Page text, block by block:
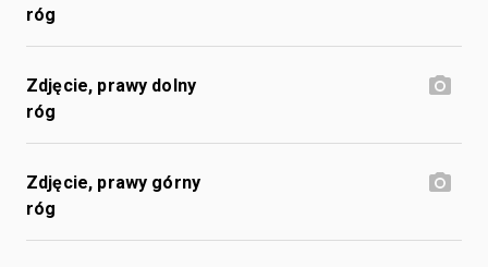
róg
Zdjęcie, prawy dolny
róg
Zdjęcie, prawy górny
róg